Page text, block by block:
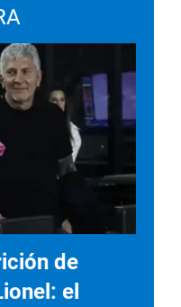
de
el